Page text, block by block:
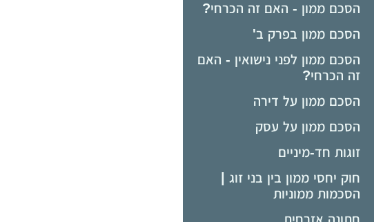
הסכם ממון - האם זה הכרחי?
הסכם ממון בפרק ב'
הסכם ממון לפני נישואין - האם
זה הכרחי?
הסכם ממון על דירה
הסכם ממון על עסק
זוגות חד-מיניים
חוק יחסי ממון בין בני זוג |
הסכמות ממוניות